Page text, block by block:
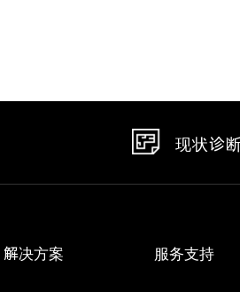
现状诊
解决方案 服务支持